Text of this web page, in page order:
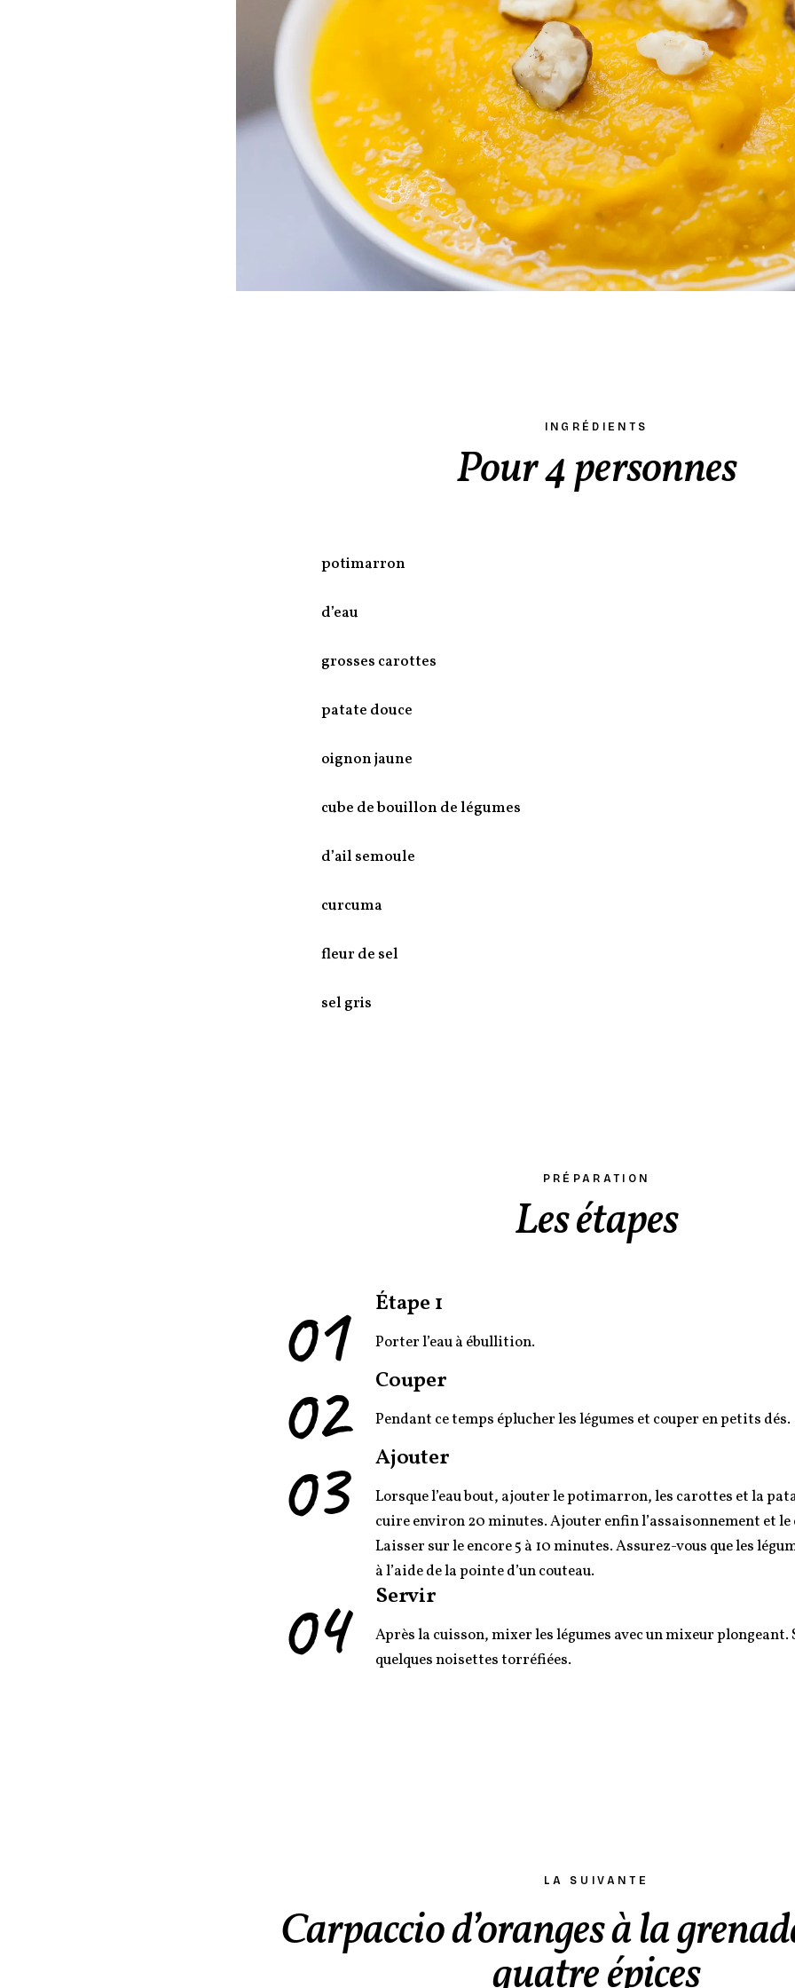
INGRÉDIENTS
Pour 4 personnes
potimarron
d’eau
grosses carottes
patate douce
oignon jaune
cube de bouillon de légumes
d’ail semoule
curcuma
fleur de sel
sel gris
PRÉPARATION
Les étapes
01 Étape 1
Porter l’eau à ébullition.
02 Couper
Pendant ce temps éplucher les légumes et couper en petits dés.
03 Ajouter
Lorsque l’eau bout, ajouter le potimarron, les carottes et la
cuire environ 20 minutes. Ajouter enfin l’assaisonnement et le
Laisser sur le encore 5 à 10 minutes. Assurez-vous que les
à l’aide de la pointe d’un couteau.
04 Servir
Après la cuisson, mixer les légumes avec un mixeur plongeant.
quelques noisettes torréfiées.
LA SUIVANTE
Carpaccio d’oranges à la
quatre épices